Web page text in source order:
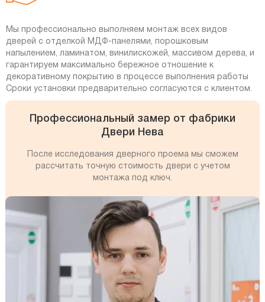
Мы профессионально выполняем монтаж всех видов
дверей с отделкой МДФ-панелями, порошковым
напылением, ламинатом, винилискожей, массивом дерева, и
гарантируем максимально бережное отношение к
декоративному покрытию в процессе выполнения работы
Сроки установки предварительно согласуются с клиентом.
Профессиональный замер от фабрики
Двери Нева
После исследования дверного проема мы сможем
рассчитать точную стоимость двери с учетом
монтажа под ключ.